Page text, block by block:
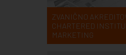
ZVANIČNO
CHARTERED
MARKETING